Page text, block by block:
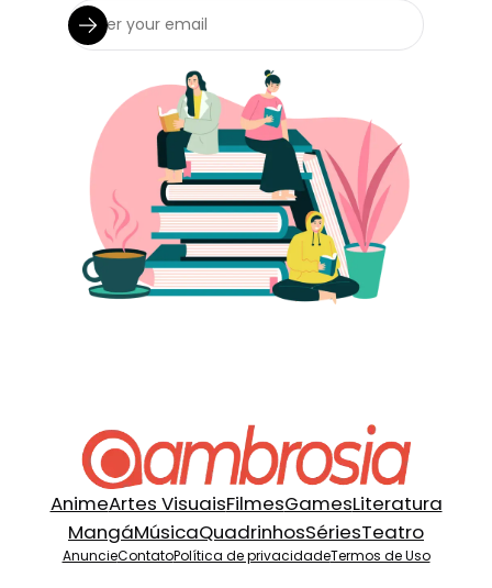
AnimeArtes VisuaisFilmesGamesLiteratura
MangáMúsicaQuadrinhosSériesTeatro
AnuncieContatoPolítica de privacidadeTermos de Uso